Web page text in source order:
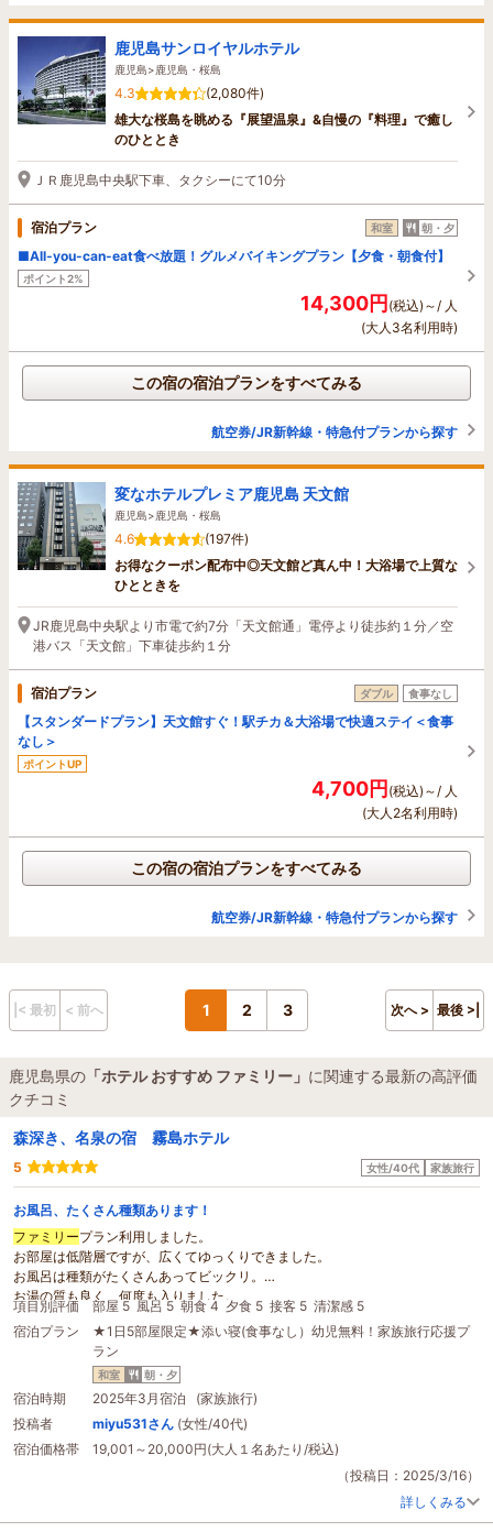
鹿児島サンロイヤルホテル
鹿児島>鹿児島・桜島
4.3
(2,080件)
雄大な桜島を眺める『展望温泉』&自慢の『料理』で癒し
のひととき
ＪＲ鹿児島中央駅下車、タクシーにて10分
宿泊プラン 和室 朝・夕
■All-you-can-eat食べ放題！グルメバイキングプラン【夕食・朝食付】
ポイント2%
14,300円(税込)～/ 人
(大人3名利用時)
この宿の宿泊プランをすべてみる
航空券/JR新幹線・特急付プランから探す
変なホテルプレミア鹿児島 天文館
鹿児島>鹿児島・桜島
4.6
(197件)
お得なクーポン配布中◎天文館ど真ん中！大浴場で上質な
ひとときを
JR鹿児島中央駅より市電で約7分「天文館通」電停より徒歩約１分／空
港バス「天文館」下車徒歩約１分
宿泊プラン ダブル 食事なし
【スタンダードプラン】天文館すぐ！駅チカ＆大浴場で快適ステイ＜食事
なし＞
ポイントUP
4,700円(税込)～/ 人
(大人2名利用時)
この宿の宿泊プランをすべてみる
航空券/JR新幹線・特急付プランから探す
|< 最初 < 前へ 1 2 3 次へ > 最後 >|
鹿児島県の 「ホテル おすすめ ファミリー」 に関連する最新の高評価
クチコミ
森深き、名泉の宿 霧島ホテル
5 女性/40代 家族旅行
お風呂、たくさん種類あります！
ファミリープラン利用しました。
お部屋は低階層ですが、広くてゆっくりできました。
お風呂は種類がたくさんあってビックリ。
お湯の質も良く、何度も入りました。
混浴スペースも時間を区切って女性専用になるのも良かったです。
夕食は量も多くて満足。朝食のビュッフェは少し混雑していた印象です。
料理の補充が追い付いていないものがありました。
周辺の百年杉の庭園が見事です。散策が
項目別評価 部屋 5 風呂 5 朝食 4 夕食 5 接客 5 清潔感 5
宿泊プラン
★1日5部屋限定★添い寝(食事なし）幼児無料！家族旅行応援プ
ラン
和室 朝・夕
宿泊時期
2025年3月宿泊 (家族旅行)
投稿者
miyu531さん (女性/40代)
宿泊価格帯
19,001～20,000円(大人１名あたり/税込)
（投稿日：2025/3/16）
詳しくみる